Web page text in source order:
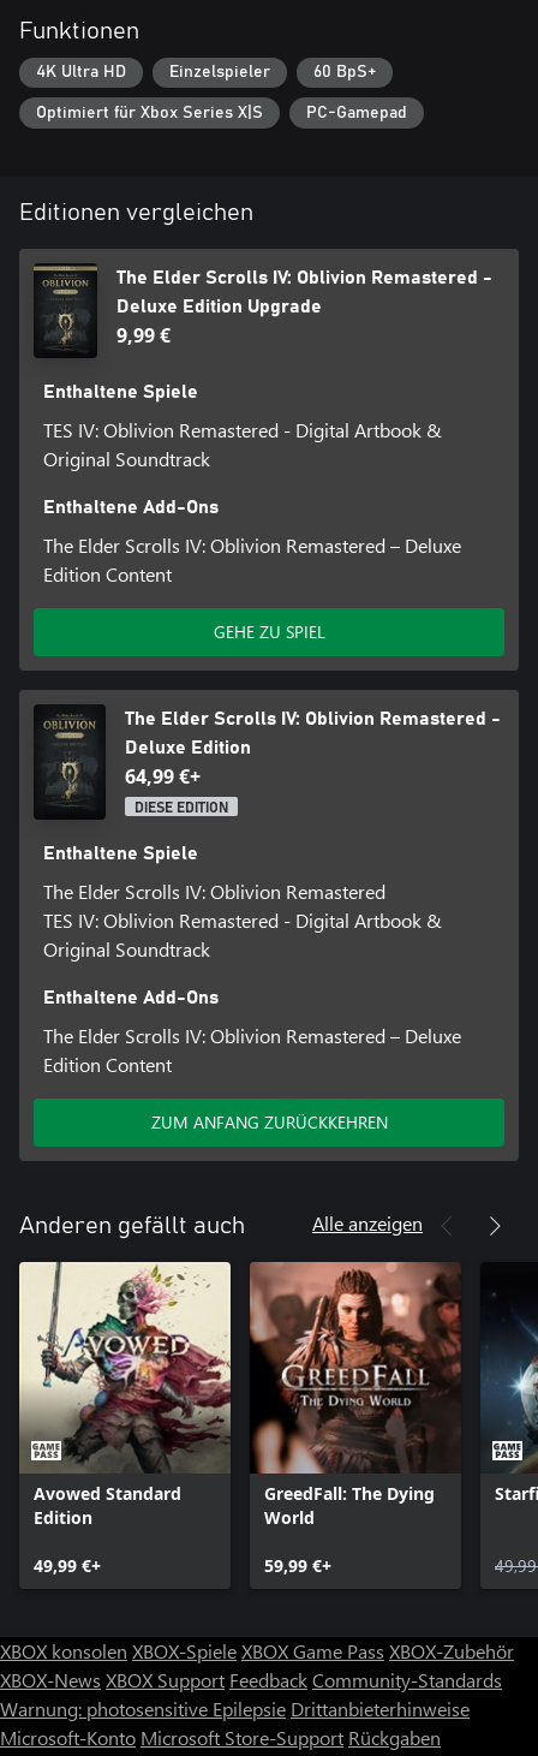
***
The Elder Scrolls IV: Oblivion Remastered – Deluxe Edition
beinhaltet:
• Digitales Hauptspiel
• Storyerweiterungen „Shivering Isles“ und „Knights of the Nine“
Spell Tomes, Vile Lair, Mehrune's Razor, The Thieves Den,
Wizard's Tower, Orrery und Horse Armor Pack
Funktionen
4K Ultra HD Einzelspieler 60 BpS+
Optimiert für Xbox Series X|S PC-Gamepad
Editionen vergleichen
The Elder Scrolls IV: Oblivion Remastered -
Deluxe Edition Upgrade
9,99 €
Enthaltene Spiele
TES IV: Oblivion Remastered - Digital Artbook &
Original Soundtrack
Enthaltene Add-Ons
The Elder Scrolls IV: Oblivion Remastered – Deluxe
Edition Content
GEHE ZU SPIEL
The Elder Scrolls IV: Oblivion Remastered -
Deluxe Edition
64,99 €+
DIESE EDITION
Enthaltene Spiele
The Elder Scrolls IV: Oblivion Remastered
TES IV: Oblivion Remastered - Digital Artbook &
Original Soundtrack
Enthaltene Add-Ons
The Elder Scrolls IV: Oblivion Remastered – Deluxe
Edition Content
ZUM ANFANG ZURÜCKKEHREN
Anderen gefällt auch Alle anzeigen
Avowed Standard
Edition
49,99 €+
GreedFall: The Dying
World
59,99 €+
XBOX konsolen XBOX-SpieleXBOX Game Pass XBOX-Zubehör
XBOX-News XBOX Support FeedbackCommunity-Standards
Warnung: photosensitive Epilepsie Drittanbieterhinweise
Microsoft-Konto Microsoft Store-Support Rückgaben